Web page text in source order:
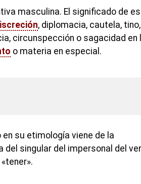
masculina. El significado de
, diplomacia, cautela,
circunspección o sagacidad
o materia en especial.
su etimología viene de la
del singular del impersonal del